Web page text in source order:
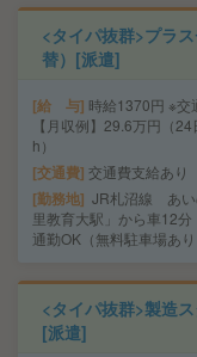
<タイパ抜群>プラ
替）[派遣]
給 与 時給1370円 ※交
【月収例】29.6万円（
h）
交通費 交通費支給あり
勤務地 JR札沼線 あい
里教育大駅」から車12
通勤OK（無料駐車場あり
<タイパ抜群>製造
[派遣]